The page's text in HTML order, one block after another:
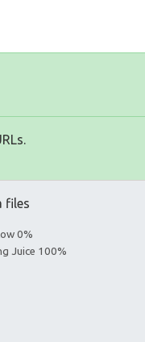
files
0%
Juice 100%